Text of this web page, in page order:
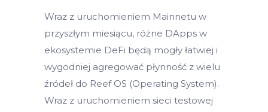
Wraz z uruchomieniem Mainnetu w
przyszłym miesiącu, różne DApps w
ekosystemie DeFi będą mogły łatwiej i
wygodniej agregować płynność z wielu
źródeł do Reef OS (Operating System).
Wraz z uruchomieniem sieci testowej